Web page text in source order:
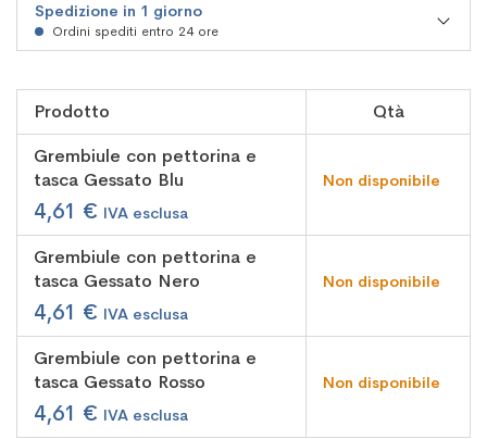
Spedizione in 1 giorno
Ordini spediti entro 24 ore
Elementi
prodotti
raggruppati
Prodotto
Qtà
Grembiule con pettorina e
tasca Gessato Blu
4,61 €
Non disponibile
Grembiule con pettorina e
tasca Gessato Nero
4,61 €
Non disponibile
Grembiule con pettorina e
tasca Gessato Rosso
4,61 €
Non disponibile